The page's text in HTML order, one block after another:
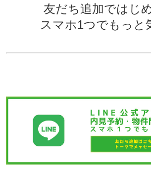
友だち追加ではじ
スマホ1つでもっと